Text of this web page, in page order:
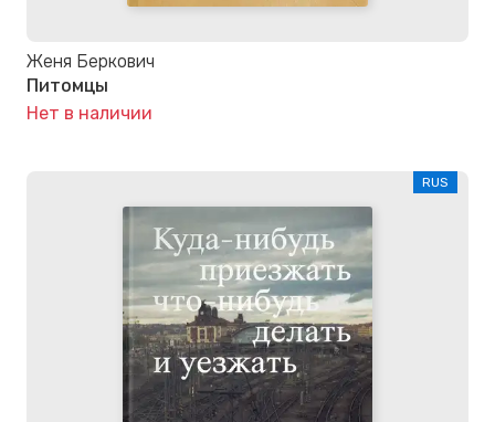
Женя Беркович
Питомцы
Нет в наличии
RUS